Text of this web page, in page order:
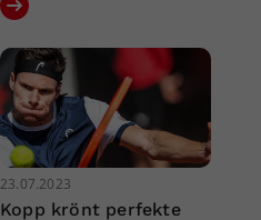
23.07.2023
Kopp krönt perfekte